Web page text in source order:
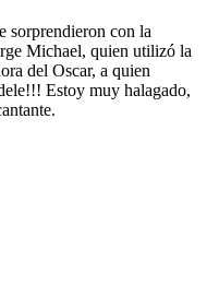
sorprendieron con la
Michael, quien utilizó la
del Oscar, a quien
Estoy muy halagado,